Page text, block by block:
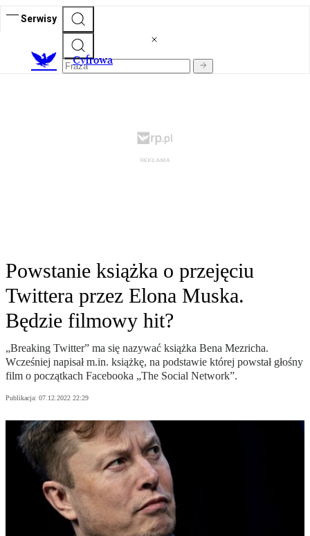
Serwisy
Cyfrowa
Powstanie książka o przejęciu
Twittera przez Elona Muska.
Będzie filmowy hit?
„Breaking Twitter” ma się nazywać książka Bena Mezricha.
Wcześniej napisał m.in. książkę, na podstawie której powstał głośny
film o początkach Facebooka „The Social Network”.
Publikacja: 07.12.2022 22:29